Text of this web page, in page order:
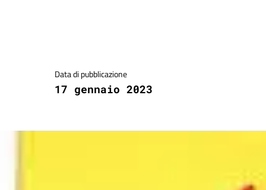
Data di pubblicazione
17 gennaio 2023